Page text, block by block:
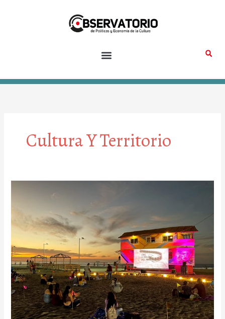
Cultura Y Territorio
mar:
proyecto
cultural
de
Manta
que
requiere
financiamiento.